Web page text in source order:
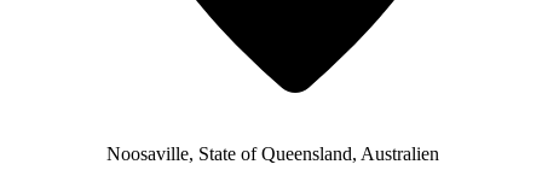
Noosaville, State of Queensland, Australien